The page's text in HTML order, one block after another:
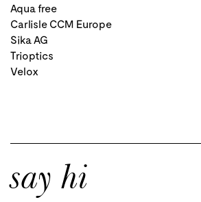
Aqua free
Carlisle CCM Europe
Sika AG
Trioptics
Velox
say hi